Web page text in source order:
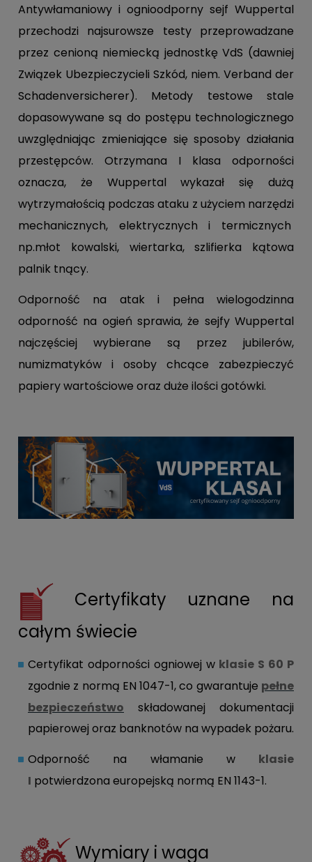
Antywłamaniowy i ognioodporny sejf Wuppertal
przechodzi najsurowsze testy przeprowadzane
przez cenioną niemiecką jednostkę VdS (dawniej
Związek Ubezpieczycieli Szkód, niem. Verband der
Schadenversicherer). Metody testowe stale
dopasowywane są do postępu technologicznego
uwzględniając zmieniające się sposoby działania
przestępców. Otrzymana I klasa odporności
oznacza, że Wuppertal wykazał się dużą
wytrzymałością podczas ataku z użyciem narzędzi
mechanicznych, elektrycznych i termicznych
np.młot kowalski, wiertarka, szlifierka kątowa
palnik tnący.
Odporność na atak i pełna wielogodzinna
odporność na ogień sprawia, że sejfy Wuppertal
najczęściej wybierane są przez jubilerów,
numizmatyków i osoby chcące zabezpieczyć
papiery wartościowe oraz duże ilości gotówki.
Certyfikaty uznane na
całym świecie
Certyfikat odporności ogniowej w klasie S 60 P
zgodnie z normą EN 1047-1, co gwarantuje pełne
bezpieczeństwo składowanej dokumentacji
papierowej oraz banknotów na wypadek pożaru.
Odporność na włamanie w klasie
I potwierdzona europejską normą EN 1143-1.
Wymiary i waga